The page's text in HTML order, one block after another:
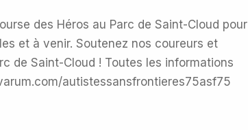
des Héros au Parc de Saint-Cloud pour
et à venir. Soutenez nos coureurs et
de Saint-Cloud ! Toutes les informations
autistessansfrontieres75asf75